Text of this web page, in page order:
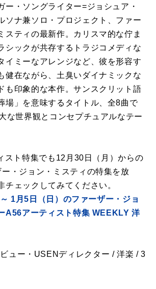
ー・ソングライター=ジョシュア・
ソナ兼ソロ・プロジェクト、ファー
スティの最新作。カリスマ的な佇ま
シックが共存するトラジコメディな
イミーなアレンジなど、彼を形容す
健在ながら、土臭いダイナミックな
も印象的な本作。サンスクリット語
場」を意味するタイトル、全8曲で
な世界観とコンセプチュアルなテー
スト特集でも12月30日（月）からの
・ジョン・ミスティの特集を放
チェックしてみてください。
1月5日（日）のファーザー・ジョ
A56アーティスト特集 WEEKLY 洋
ュー・USENディレクター / 洋楽 / 3